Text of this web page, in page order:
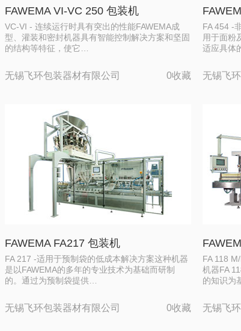
FAWEMA VI-VC 250 包装机
VC-VI - 连续运行时具有突出的性能FAWEMA成
型、灌装和密封机器具有智能控制解决方案和坚固
的结构等特征，使它…
无锡飞环包装器材有限公司 0收藏
FA 454 -
用于面粉
适应具体
无锡飞
FAWEMA FA217 包装机
FA 217 -适用于预制袋的低成本解决方案这种机器
是以FAWEMA的多年的专业技术为基础而研制
的。通过为预制袋提供…
无锡飞环包装器材有限公司 0收藏
FA 118
机器FA
的知识为
无锡飞